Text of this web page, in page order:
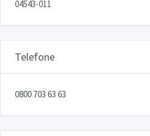
04543-011
Telefone
0800 703 63 63